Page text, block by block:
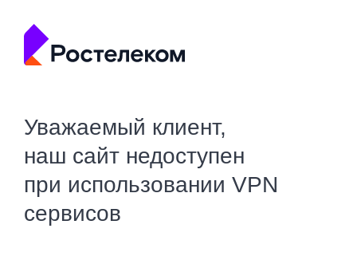
Уважаемый клиент,
наш сайт недоступен
при использовании VPN
сервисов